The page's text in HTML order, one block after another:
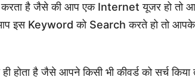
है जैसे की आप एक Internet यूजर हो तो
इस Keyword को Search करते हो तो
ही होता है जैसे आपने किसी भी कीवर्ड को सर्च